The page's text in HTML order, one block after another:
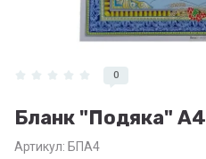
0
Бланк "Подяка" А4
Артикул: БПА4